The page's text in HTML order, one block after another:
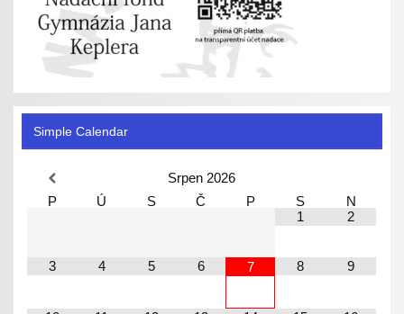
Simple Calendar
Srpen 2026
P
Ú S Č P S
N
1
2
3 4 5 6 7 8 9